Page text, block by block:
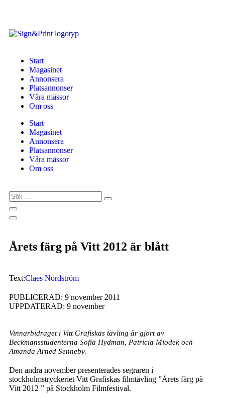
Start
Magasinet
Annonsera
Platsannonser
Våra mässor
Om oss
Start
Magasinet
Annonsera
Platsannonser
Våra mässor
Om oss
Årets färg på Vitt 2012 är blått
Text:Claes Nordström
PUBLICERAD: 9 november 2011
UPPDATERAD: 9 november
Vinnarbidraget i Vitt Grafiskas tävling är gjort av
Beckmansstudenterna Sofia Hydman, Patricia Miodek och
Amanda Arned Senneby.
Den andra november presenterades segraren i
stockholmstryckeriet Vitt Grafiskas filmtävling ”Årets färg på
Vitt 2012 ” på Stockholm Filmfestival.